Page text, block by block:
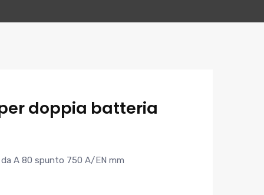
doppia batteria
A 80 spunto 750 A/EN mm